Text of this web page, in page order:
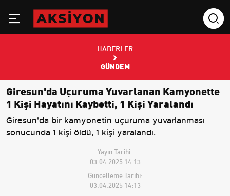
HABERLER
GÜNDEM
Giresun'da Uçuruma Yuvarlanan Kamyonette
1 Kişi Hayatını Kaybetti, 1 Kişi Yaralandı
Giresun'da bir kamyonetin uçuruma yuvarlanması
sonucunda 1 kişi öldü, 1 kişi yaralandı.
Yayın Tarihi:
03.04.2025 14:13
Güncelleme Tarihi:
03.04.2025 14:13